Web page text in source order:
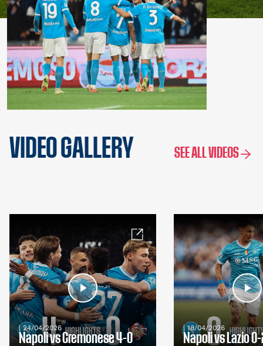
VIDEO GALLERY SEE ALL VIDEOS
| 24/04/2026
Napoli vs Cremonese 4-0
| 18/04/2026
Napoli vs Lazio